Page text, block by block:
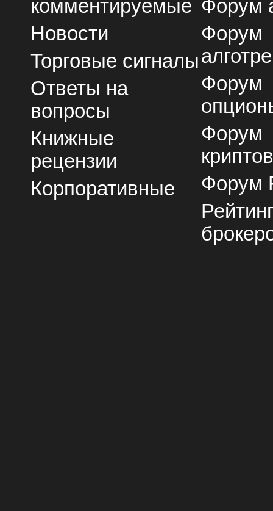
комментируемые
Новости
Торговые сигналы
Ответы на
вопросы
Книжные
рецензии
Корпоративные
Форум
Форум
Форум
Форум
Форум